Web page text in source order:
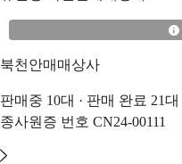
북천안매매상사
판매중 10대 · 판매 완료 21대
종사원증 번호 CN24-00111